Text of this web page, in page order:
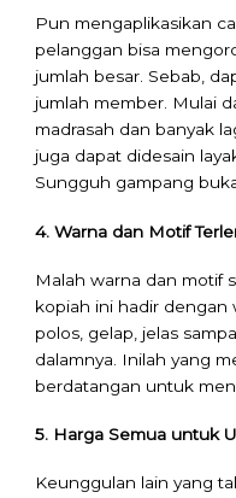
Pun mengaplikasikan
pelanggan bisa
jumlah besar. Sebab,
jumlah member. Mulai
madrasah dan banyak
juga dapat didesain
Sungguh gampang
4. Warna dan Motif
Malah warna dan motif
kopiah ini hadir dengan
polos, gelap, jelas
dalamnya. Inilah yang
berdatangan untuk
5. Harga Semua untuk
Keunggulan lain yang